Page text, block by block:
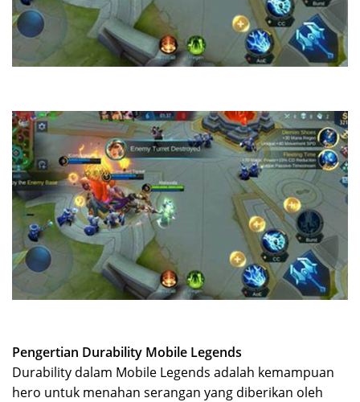
Pengertian Durability Mobile Legends
Durability dalam Mobile Legends adalah kemampuan
hero untuk menahan serangan yang diberikan oleh